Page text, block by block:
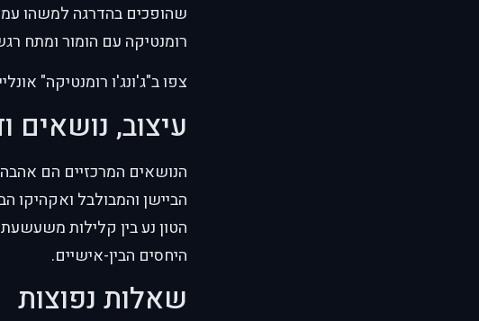
שהופכים בהדרגה למשהו
רומנטיקה עם הומור ומתח
צפו ב"ג'ונג'ו רומנטיקה"
עיצוב, נושאים
הנושאים המרכזיים הם
הביישן והמבולבל ואקהיקו
היחסים הבין-אישיים.
שאלות נפוצות